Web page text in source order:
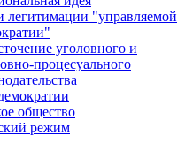
легитимации "управляемой
уголовного и
процесуального
общество
режим